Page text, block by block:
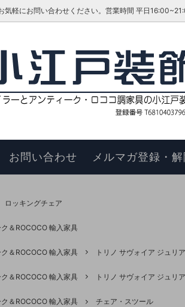
軽にお問い合わせください。営業時間 平日
リビング・ダイ
スツール
ベンチ
海家具工業 ジェニファーテ
ヴィヴィアン ホ
お知らせ
更新履歴
て お買い物の手順
お問い合わせ メルマガ登録・解
ロッキングチェア
＆ROCOCO 輸入家具
＆ROCOCO 輸入家具 トリノ サヴォイア ジュリ
＆ROCOCO 輸入家具 トリノ サヴォイア ジュリ
＆ROCOCO 輸入家具 チェア・スツール